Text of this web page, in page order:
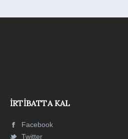
İRTIBATTA KAL
Facebook
Twitter